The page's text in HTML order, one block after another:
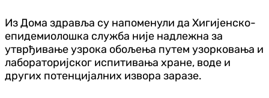
Из Дома здравља су напоменули да Хигијенско-
епидемиолошка служба није надлежна за
утврђивање узрока обољења путем узорковања и
лабораторијског испитивања хране, воде и
других потенцијалних извора заразе.